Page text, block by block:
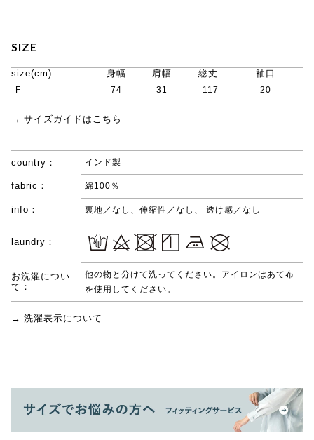
SIZE
size(cm) 身幅 肩幅 総丈 袖口
F 74 31 117 20
→ サイズガイドはこちら
country： インド製
fabric： 綿100％
info： 裏地／なし、伸縮性／なし、 透け感／なし
laundry：
お洗濯につい
て：
他の物と分けて洗ってください。アイロンはあて布
を使用してください。
→ 洗濯表示について